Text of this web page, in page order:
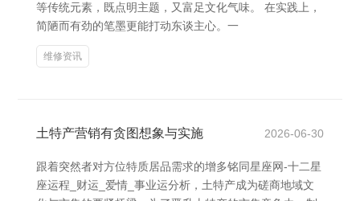
等传统元素，既点明主题，又富足文化气味。 在实践上，
简陋而有劲的笔墨更能打动东谈主心。一
维修资讯
土特产营销有贪图想象与实施 2026-06-30
跟着突然者对方位特质居品需求的增多铭同星座网-十二星
座运程_财运_爱情_事业运分析，土特产成为磋商地域文